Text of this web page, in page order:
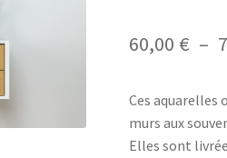
60,00 € –
Ces aquarelles
murs aux
Elles sont